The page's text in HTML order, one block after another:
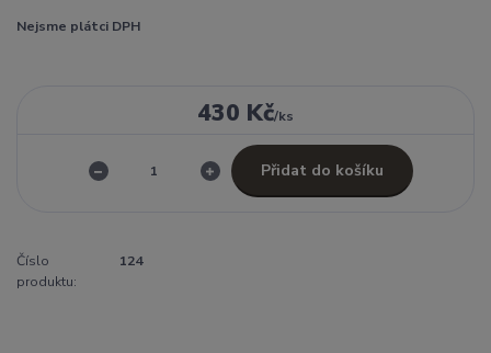
Nejsme plátci DPH
430 Kč/ks
Přidat do košíku
Číslo
produktu:
124